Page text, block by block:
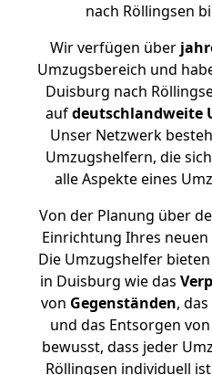
nach Röllingsen
Wir verfügen über
Umzugsbereich und
Duisburg nach
aufdeutschlandweite
Unser Netzwerk
Umzugshelfern, die
alle Aspekte eines
Von der Planung über
Einrichtung Ihres
Die Umzugshelfer
in Duisburg wie das
von Gegenständen,
und das Entsorgen
bewusst, dass jeder
Röllingsen individuell